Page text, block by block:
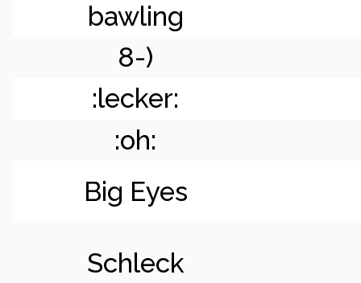
bawling
8-)
:lecker:
:oh:
Big Eyes
Schleck